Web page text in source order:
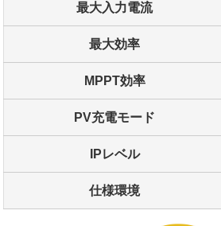
最大入力電流
最大効率
MPPT効率
PV充電モード
IPレベル
仕様環境